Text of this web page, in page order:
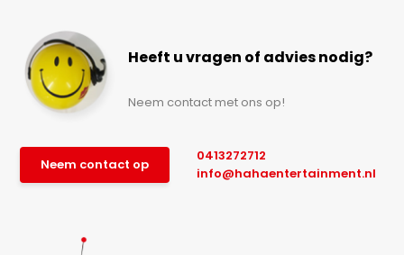
Heeft u vragen of advies nodig?
Neem contact met ons op!
Neem contact op
0413272712
info@hahaentertainment.nl